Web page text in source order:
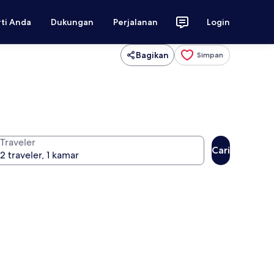
Anda Dukungan Perjalanan Login
Bagikan Simpan
Traveler
Cari